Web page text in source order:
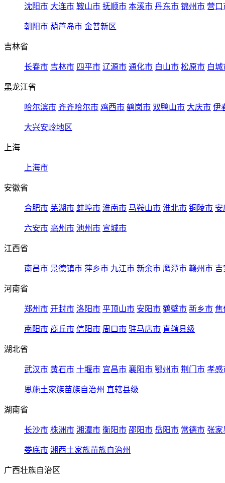
沈阳市 大连市 鞍山市 抚顺市 本溪市 丹东市 锦州市 营口
朝阳市 葫芦岛市 金普新区
吉林省
长春市 吉林市 四平市 辽源市 通化市 白山市 松原市 白城
黑龙江省
哈尔滨市 齐齐哈尔市 鸡西市 鹤岗市 双鸭山市 大庆市 伊
大兴安岭地区
上海
上海市
安徽省
合肥市 芜湖市 蚌埠市 淮南市 马鞍山市 淮北市 铜陵市 安
六安市 亳州市 池州市 宣城市
江西省
南昌市 景德镇市 萍乡市 九江市 新余市 鹰潭市 赣州市 吉
河南省
郑州市 开封市 洛阳市 平顶山市 安阳市 鹤壁市 新乡市 焦
南阳市 商丘市 信阳市 周口市 驻马店市 直辖县级
湖北省
武汉市 黄石市 十堰市 宜昌市 襄阳市 鄂州市 荆门市 孝感
恩施土家族苗族自治州 直辖县级
湖南省
长沙市 株洲市 湘潭市 衡阳市 邵阳市 岳阳市 常德市 张家
娄底市 湘西土家族苗族自治州
广西壮族自治区